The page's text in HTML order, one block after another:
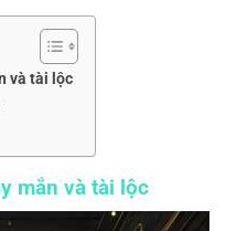
và tài lộc
mắn và tài lộc